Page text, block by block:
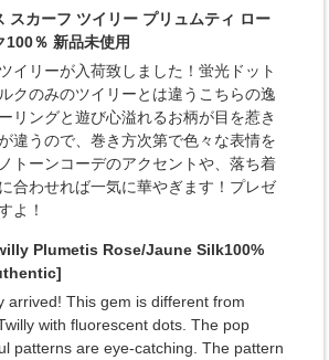
スカーフ ツイリー プリュムティ ロー
100％ 新品未使用
イリーが入荷致しました！蛍光ドット
クのみのツイリーとは違うこちらの逸
リングと遊び心溢れるお柄が目を惹き
違うので、巻き方次第で色々な表情を
トーンコーデのアクセントや、落ち着
合わせれば一気に華やぎます！プレゼ
よ！
Plumetis Rose/Jaune Silk100%
arrived! This gem is different from
with fluorescent dots. The pop
patterns are eye-catching. The pattern